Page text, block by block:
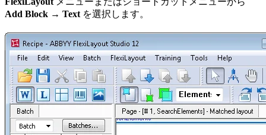
Add Block → Text を選択します。